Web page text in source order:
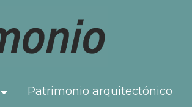
Toggle Dropdown
Patrimonio arquitectónico